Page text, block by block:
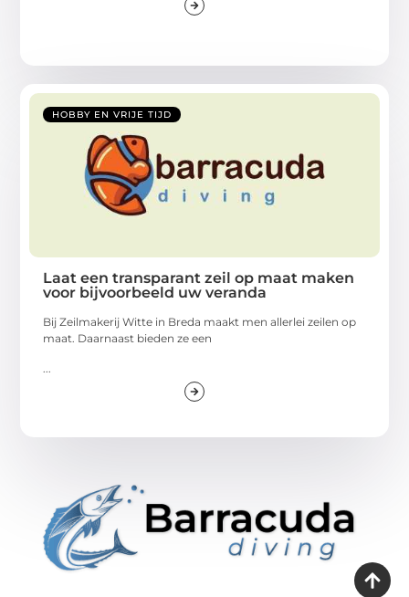
HOBBY EN VRIJE TIJD
Laat een transparant zeil op maat maken
voor bijvoorbeeld uw veranda
Bij Zeilmakerij Witte in Breda maakt men allerlei zeilen op
maat. Daarnaast bieden ze een